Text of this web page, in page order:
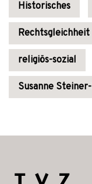
Historisches
Rechtsgleichheit
religiös-sozial
Susanne